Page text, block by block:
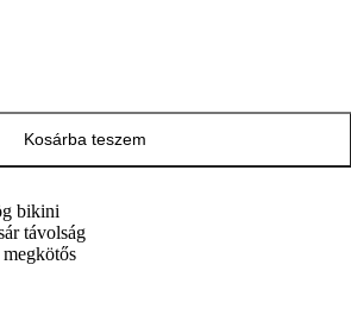
Kosárba teszem
bikini
távolság